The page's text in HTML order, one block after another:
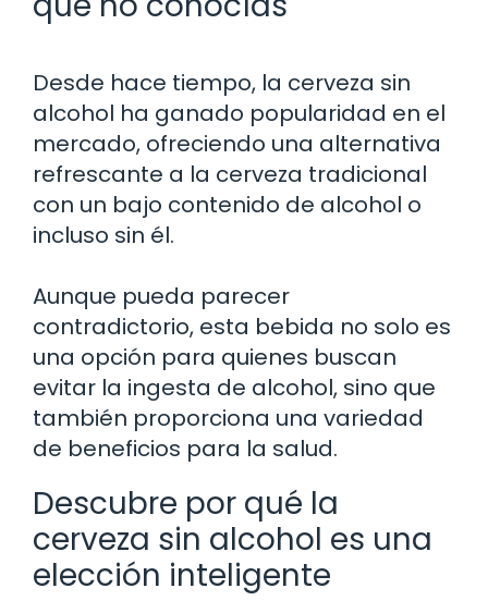
Desde hace tiempo, la cerveza sin
alcohol ha ganado popularidad en el
mercado, ofreciendo una alternativa
refrescante a la cerveza tradicional
con un bajo contenido de alcohol o
incluso sin él.
Aunque pueda parecer
contradictorio, esta bebida no solo es
una opción para quienes buscan
evitar la ingesta de alcohol, sino que
también proporciona una variedad
de beneficios para la salud.
Descubre por qué la
cerveza sin alcohol es una
elección inteligente